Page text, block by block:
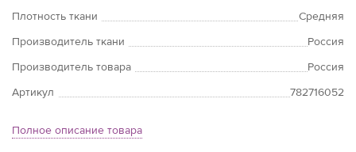
Плотность ткани
Средняя
Производитель ткани
Россия
Производитель товара
Россия
Артикул
782716052
Полное описание товара